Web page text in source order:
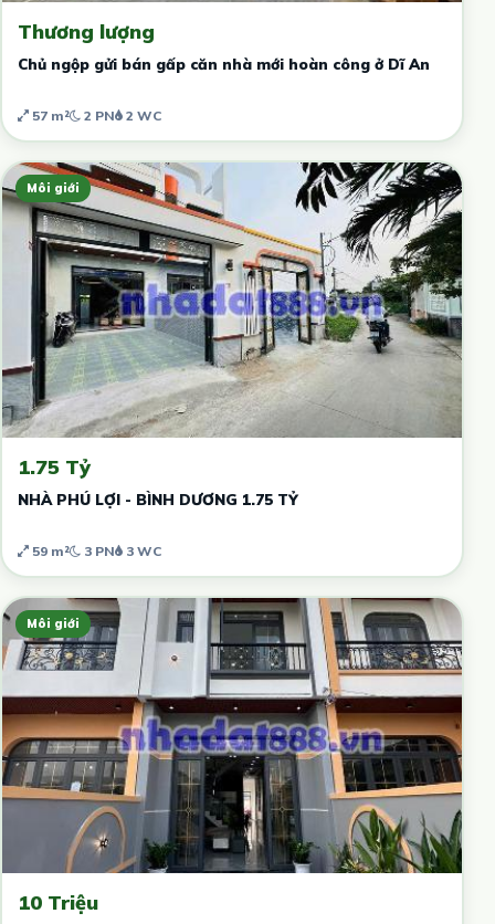
Thương lượng
Chủ ngộp gửi bán gấp căn nhà mới hoàn công ở Dĩ An
57 m² 2 PN 2 WC
Môi giới
1.75 Tỷ
NHÀ PHÚ LỢI - BÌNH DƯƠNG 1.75 TỶ
59 m² 3 PN 3 WC
Môi giới
10 Triệu